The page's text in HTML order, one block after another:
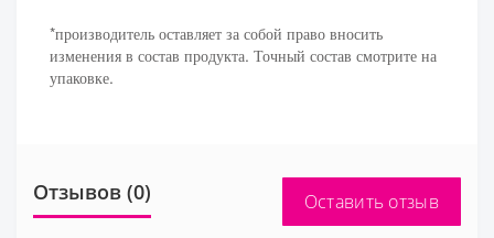
*производитель оставляет за собой право вносить
изменения в состав продукта. Точный состав смотрите на
упаковке.
Отзывов (0) Оставить отзыв